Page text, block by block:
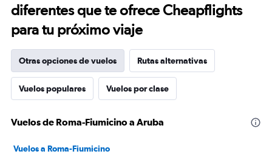
diferentes que te ofrece Cheapflights
para tu próximo viaje
Otras opciones de vuelos Rutas alternativas
Vuelos populares Vuelos por clase
Vuelos de Roma-Fiumicino a Aruba
Vuelos a Roma-Fiumicino